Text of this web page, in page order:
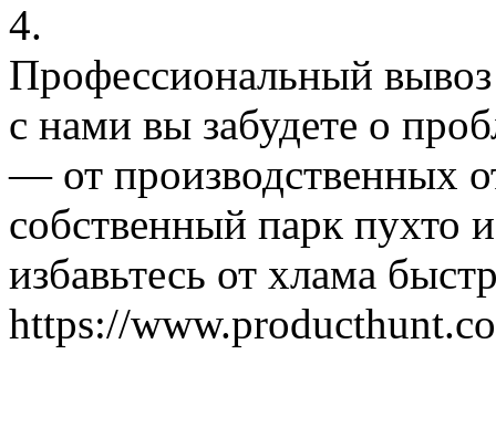
4.
Профессиональный
с нами вы забудете о
— от производственных
собственный парк пухто
избавьтесь от хлама
https://